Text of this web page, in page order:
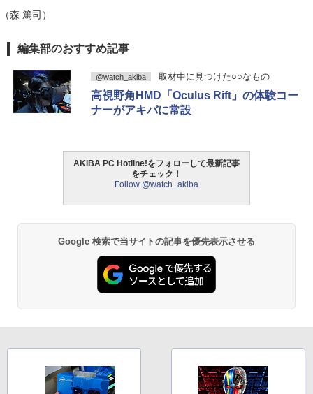
（森 篤司）
編集部のおすすめ記事
@watch_akiba 取材中に見つけた○○なもの
高視野角HMD「Oculus Rift」の体験コー
ナーがアキバに常設
AKIBA PC Hotline!をフォローして最新記事
をチェック！
Follow @watch_akiba
Google 検索で当サイトの記事を優先表示させる